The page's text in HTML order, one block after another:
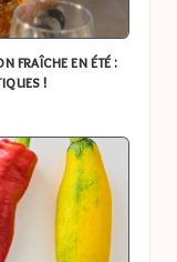
fraîche en été :
!